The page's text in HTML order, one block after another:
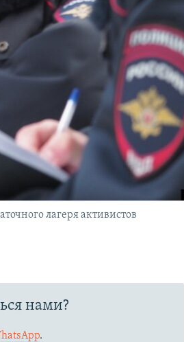
лагеря активистов
нами?
.